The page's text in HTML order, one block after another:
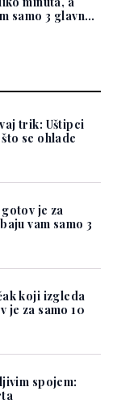
samo 3 glavna
trik: Uštipci
se ohlade
je za
vam samo 3
koji izgleda
je za samo 10
spojem: